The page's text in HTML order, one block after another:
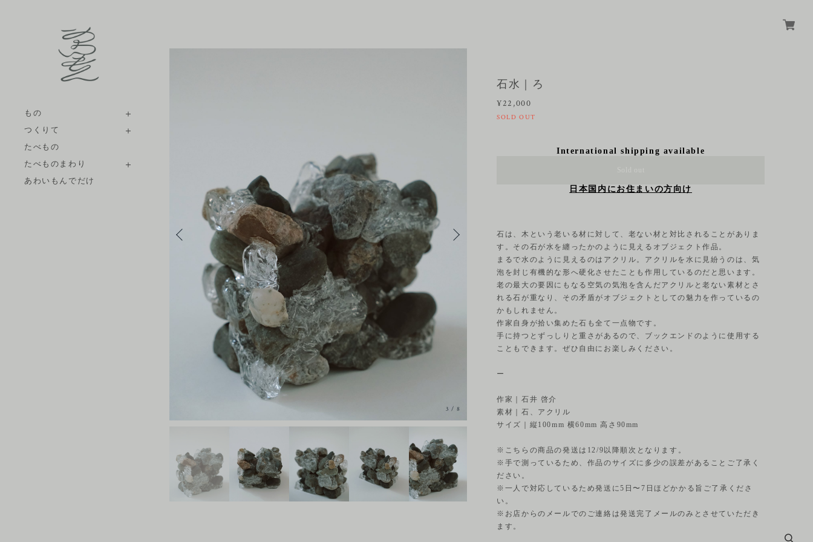
もの
つくりて
たべもの
たべものまわり
あわいもんでだけ
3 /8
石水｜ろ
¥22,000
SOLD OUT
International shipping available
日本国内にお住まいの方向け
石は、木という老いる材に対して、老ない材と対比されることがありま
す。その石が水を纏ったかのように見えるオブジェクト作品。
まるで水のように見えるのはアクリル。アクリルを水に見紛うのは、気
泡を封じ有機的な形へ硬化させたことも作用しているのだと思います。
老の最大の要因にもなる空気の気泡を含んだアクリルと老ない素材とさ
れる石が重なり、その矛盾がオブジェクトとしての魅力を作っているの
かもしれません。
作家自身が拾い集めた石も全て一点物です。
手に持つとずっしりと重さがあるので、ブックエンドのように使用する
こともできます。ぜひ自由にお楽しみください。
ー
作家｜石井 啓介
素材｜石、アクリル
サイズ｜縦100mm 横60mm 高さ90mm
※こちらの商品の発送は12/9以降順次となります。
※手で測っているため、作品のサイズに多少の誤差があることご了承く
ださい。
※一人で対応しているため発送に5日〜7日ほどかかる旨ご了承くださ
い。
※お店からのメールでのご連絡は発送完了メールのみとさせていただき
ます。